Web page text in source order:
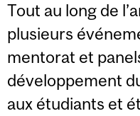
Tout au long de
plusieurs
mentorat et
développement
aux étudiants et